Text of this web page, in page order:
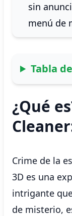
sin
menú de
Tabla
¿Qué
Crime de la
3D es una
intrigante
de misterio,